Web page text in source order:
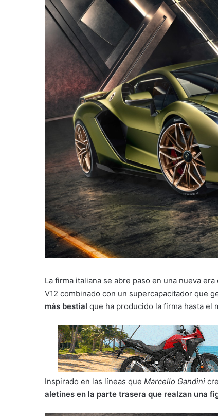
La firma italiana se abre paso en una nueva era
V12 combinado con un supercapacitador que
más bestial que ha producido la firma hasta el
Inspirado en las líneas que Marcello Gandini
aletines en la parte trasera que realzan una